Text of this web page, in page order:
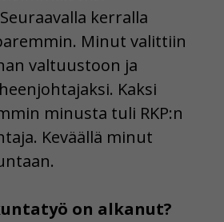
kerralla
Minut valittiin
valtuustoon ja
Kaksi
minusta tuli RKP:n
Keväällä minut
on alkanut?